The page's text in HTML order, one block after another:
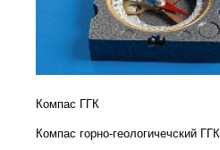
Компас ГГК
Компас горно-геологичечский